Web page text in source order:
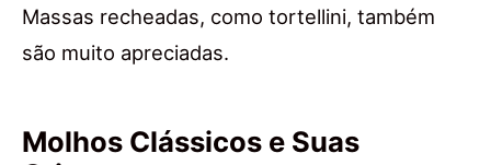
Massas recheadas, como tortellini, também
são muito apreciadas.
Molhos Clássicos e Suas